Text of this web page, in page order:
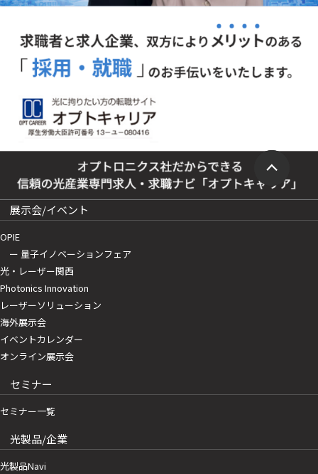
展示会/イベント
OPIE
ー 量子イノベーションフェア
光・レーザー関西
Photonics Innovation
レーザーソリューション
海外展示会
イベントカレンダー
オンライン展示会
セミナー
セミナー一覧
光製品/企業
光製品Navi